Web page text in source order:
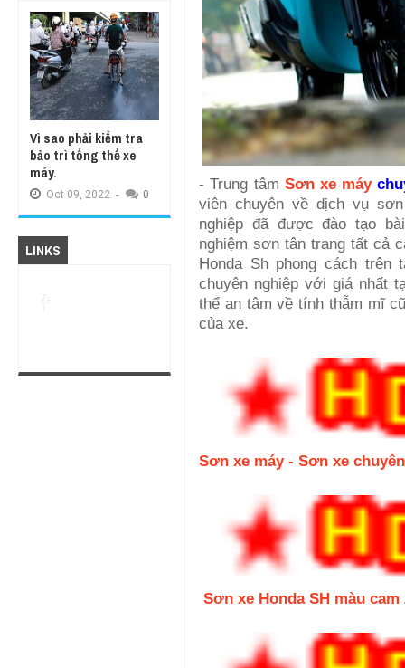
- Trung tâm Sơn xe máy
viên chuyên về dịch vụ
nghiệp đã được đào tạo
nghiệm sơn tân trang tất cả
Honda Sh phong cách
chuyên nghiệp với giá nhất
thể an tâm về tính thẫm mĩ
của xe.
Sơn xe máy - Sơn xe
Sơn xe Honda SH màu cam
Vì sao phải kiểm tra
bảo trì tổng thể xe
máy.
Oct 09, 2022 - 0
LINKS